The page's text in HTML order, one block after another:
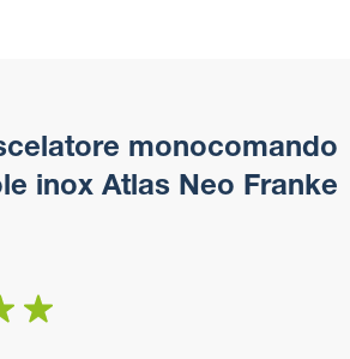
monocomando
inox Atlas Neo Franke